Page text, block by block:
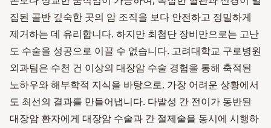
집된 골반 깊숙한 곳의 암 조직을 보다 안전하고 정밀하게
제거하는 데 유리합니다. 하지만 최첨단 장비만으로는 고난
도 수술을 성공으로 이끌 수 없습니다. 고려대학교 구로병원
외과팀은 수천 건 이상의 대장암 수술 경험을 통해 축적된
노하우와 해부학적 지식을 바탕으로, 가장 어려운 상황에서
도 최선의 결과를 만들어냅니다. 다발성 간 전이가 동반된
대장암 환자에게 대장암 수술과 간 절제술을 동시에 시행하